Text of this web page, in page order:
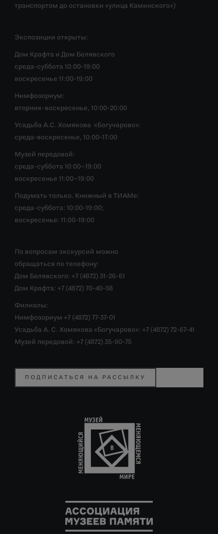
транспортом до остановки «улица Каминского»)
Экспозиции открыты:
Дом Крафта и Дом Белявского
среда-суббота 10:00-19:00
воскресенье 11:00-19:00
Нимфозориум:
вторник-воскресенье, 10:00-20:00
Усадьба А.С. Хомякова «Богучарово»:
среда-воскресенье, 10:00-17:00
Музей передовой:
среда-суббота 10:00–19:00
воскресенье 11:00–19:00
Подумать только. Книжный в ТИАМе:
среда-суббота: 10:00-19:00;
воскресенье: 11:00-19:00
По вопросам экскурсий можно
обращаться по телефону:
Дом Белявского: +7 (4872) 31-26-61
Дом Крафта: +7 (4872) 70-40-58
Филиалы:
Нимфозориум +7 (4872) 77-37-01
Усадьба А. С. Хомякова «Богучарово»: +7 (4872) 72-67-41
Музей передовой: +7 (4872) 35-90-75
ПОДПИСАТЬСЯ НА РАССЫЛКУ